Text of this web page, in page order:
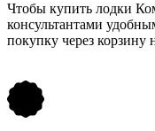
Чтобы купить лодки
консультантами
покупку через корзину